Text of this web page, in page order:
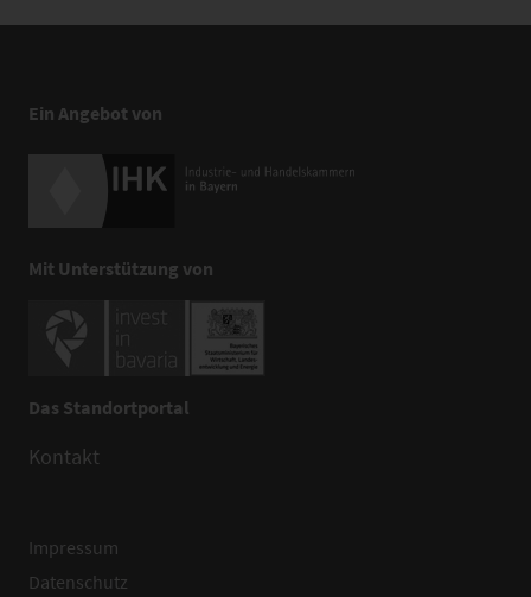
Ein Angebot von
Mit Unterstützung von
Das Standortportal
Kontakt
Impressum
Datenschutz